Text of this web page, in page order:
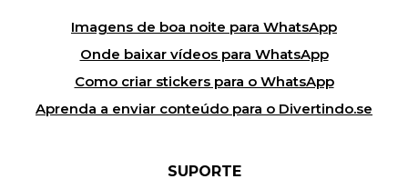
Imagens de boa noite para WhatsApp
Onde baixar vídeos para WhatsApp
Como criar stickers para o WhatsApp
Aprenda a enviar conteúdo para o Divertindo.se
SUPORTE